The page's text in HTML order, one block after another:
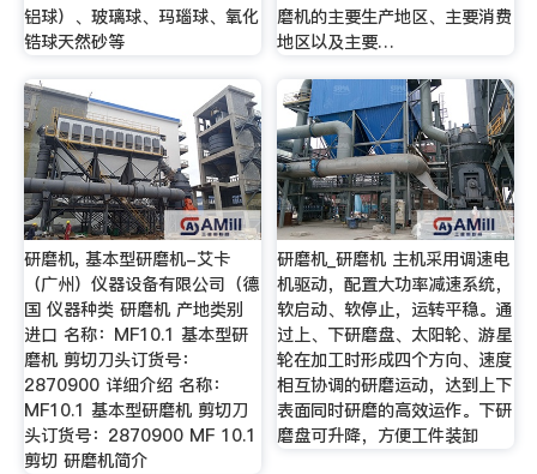
铝球）、玻璃球、玛瑙球、氧化
锆球天然砂等
磨机的主要生产地区、主要消费
地区以及主要…
研磨机, 基本型研磨机-艾卡
（广州）仪器设备有限公司（德
国 仪器种类 研磨机 产地类别
进口 名称：MF10.1 基本型研
磨机 剪切刀头订货号：
2870900 详细介绍 名称：
MF10.1 基本型研磨机 剪切刀
头订货号：2870900 MF 10.1
剪切 研磨机简介
研磨机_研磨机 主机采用调速电
机驱动，配置大功率减速系统，
软启动、软停止，运转平稳。通
过上、下研磨盘、太阳轮、游星
轮在加工时形成四个方向、速度
相互协调的研磨运动，达到上下
表面同时研磨的高效运作。下研
磨盘可升降，方便工件装卸